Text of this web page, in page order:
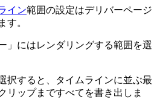
範囲の設定はデリバーページ
す。
」にはレンダリングする範囲を選
択すると、タイムラインに並ぶ最
リップまですべてを書き出しま